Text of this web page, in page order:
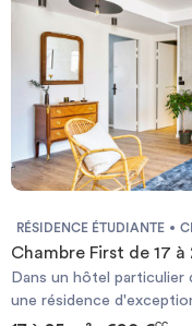
RÉSIDENCE ÉTUDIANTE
Chambre First de 17 à
Dans un hôtel
une résidence